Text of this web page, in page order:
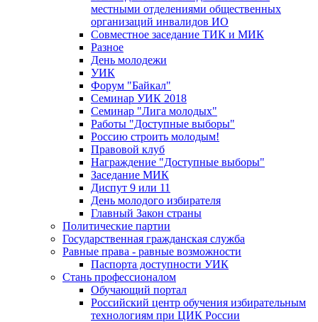
местными отделениями общественных
организаций инвалидов ИО
Совместное заседание ТИК и МИК
Разное
День молодежи
УИК
Форум "Байкал"
Семинар УИК 2018
Семинар "Лига молодых"
Работы "Доступные выборы"
Россию строить молодым!
Правовой клуб
Награждение "Доступные выборы"
Заседание МИК
Диспут 9 или 11
День молодого избирателя
Главный Закон страны
Политические партии
Государственная гражданская служба
Равные права - равные возможности
Паспорта доступности УИК
Стань профессионалом
Обучающий портал
Российский центр обучения избирательным
технологиям при ЦИК России